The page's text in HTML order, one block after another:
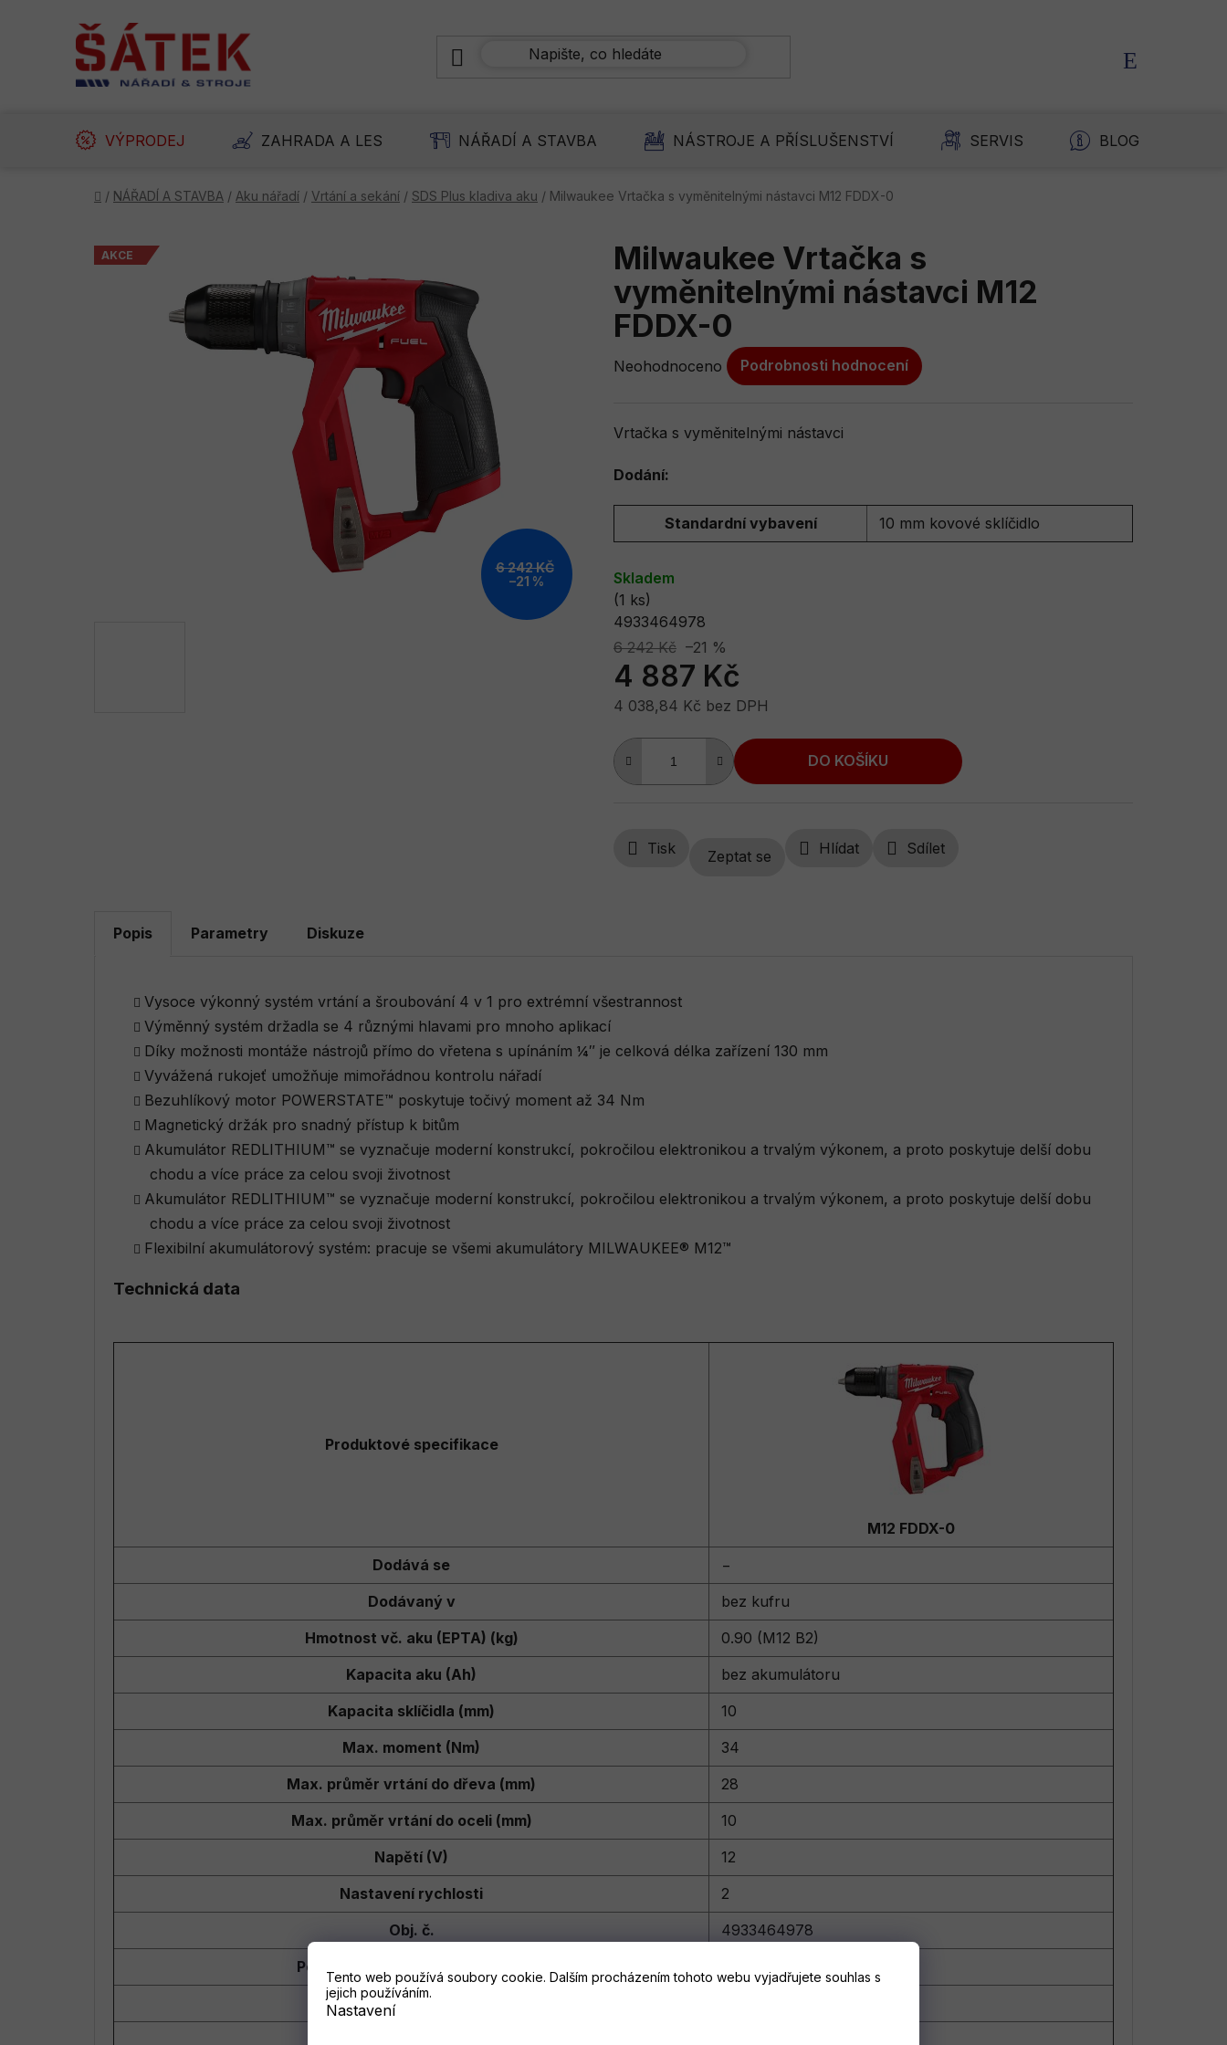
Tento web používá soubory cookie. Dalším procházením tohoto webu vyjadřujete souhlas s
jejich používáním.
Nastavení
VÝPRODEJ ZAHRADA A LES NÁŘADÍ A STAVBA NÁSTROJE A PŘÍSLUŠENSTVÍ SERVIS BLOG
Domů
/ NÁŘADÍ A STAVBA / Aku nářadí / Vrtání a sekání / SDS Plus kladiva aku / Milwaukee Vrtačka s vyměnitelnými nástavci M12 FDDX-0
Milwaukee Vrtačka s
vyměnitelnými nástavci M12
FDDX-0
Průměrné
je
z
5
hvězdiček.
Neohodnoceno Podrobnosti hodnocení
Vrtačka s vyměnitelnými nástavci
Dodání:
Standardní vybavení 10 mm kovové sklíčidlo
Skladem
(1 ks)
4933464978
6 242 Kč –21 %
4 887 Kč
4 038,84 Kč bez DPH
Měrná cena:
DO KOŠÍKU
Tisk Zeptat se Hlídat Sdílet
AKCE
6 242 KČ
–21 %
Popis Parametry Diskuze
Vysoce výkonný systém vrtání a šroubování 4 v 1 pro extrémní všestrannost
Výměnný systém držadla se 4 různými hlavami pro mnoho aplikací
Díky možnosti montáže nástrojů přímo do vřetena s upínáním ¼″ je celková délka zařízení 130 mm
Vyvážená rukojeť umožňuje mimořádnou kontrolu nářadí
Bezuhlíkový motor POWERSTATE™ poskytuje točivý moment až 34 Nm
Magnetický držák pro snadný přístup k bitům
Akumulátor REDLITHIUM™ se vyznačuje moderní konstrukcí, pokročilou elektronikou a trvalým výkonem, a proto poskytuje delší dobu
chodu a více práce za celou svoji životnost
Akumulátor REDLITHIUM™ se vyznačuje moderní konstrukcí, pokročilou elektronikou a trvalým výkonem, a proto poskytuje delší dobu
chodu a více práce za celou svoji životnost
Flexibilní akumulátorový systém: pracuje se všemi akumulátory MILWAUKEE® M12™
Technická data
Produktové specifikace
M12 FDDX-0
Dodává se
−
Dodávaný v
bez kufru
Hmotnost vč. aku (EPTA) (kg)
0.90 (M12 B2)
Kapacita aku (Ah)
bez akumulátoru
Kapacita sklíčidla (mm)
10
Max. moment (Nm)
34
Max. průměr vrtání do dřeva (mm)
28
Max. průměr vrtání do oceli (mm)
10
Napětí (V)
12
Nastavení rychlosti
2
Obj. č.
4933464978
Počet dostupných akumulátorů
Počet otáček - 1.st. (ot./min)